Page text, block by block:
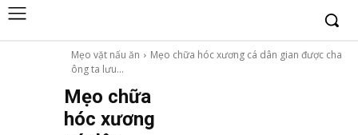
Mẹo vặt nấu ăn
Mẹo chữa hóc xương cá dân gian được cha
ông ta lưu...
Mẹo chữa
hóc xương